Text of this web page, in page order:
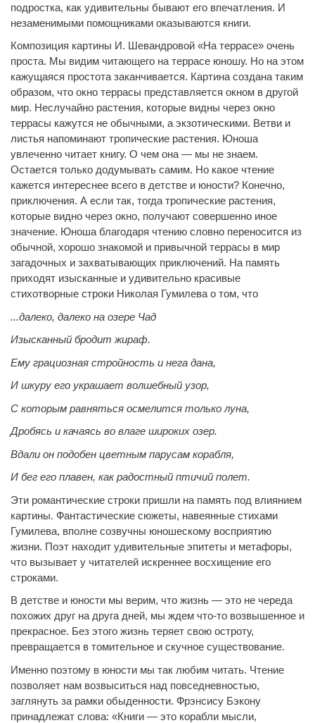
подростка, как удивительны бывают его впечатления. И
незаменимыми помощниками оказываются книги.
Композиция картины И. Шевандровой «На террасе» очень
проста. Мы видим читающего на террасе юношу. Но на этом
кажущаяся простота заканчивается. Картина создана таким
образом, что окно террасы представляется окном в другой
мир. Неслучайно растения, которые видны через окно
террасы кажутся не обычными, а экзотическими. Ветви и
листья напоминают тропические растения. Юноша
увлеченно читает книгу. О чем она — мы не знаем.
Остается только додумывать самим. Но какое чтение
кажется интереснее всего в детстве и юности? Конечно,
приключения. А если так, тогда тропические растения,
которые видно через окно, получают совершенно иное
значение. Юноша благодаря чтению словно переносится из
обычной, хорошо знакомой и привычной террасы в мир
загадочных и захватывающих приключений. На память
приходят изысканные и удивительно красивые
стихотворные строки Николая Гумилева о том, что
...далеко, далеко на озере Чад
Изысканный бродит жираф.
Ему грациозная стройность и нега дана,
И шкуру его украшает волшебный узор,
С которым равняться осмелится только луна,
Дробясь и качаясь во влаге широких озер.
Вдали он подобен цветным парусам корабля,
И бег его плавен, как радостный птичий полет.
Эти романтические строки пришли на память под влиянием
картины. Фантастические сюжеты, навеянные стихами
Гумилева, вполне созвучны юношескому восприятию
жизни. Поэт находит удивительные эпитеты и метафоры,
что вызывает у читателей искреннее восхищение его
строками.
В детстве и юности мы верим, что жизнь — это не череда
похожих друг на друга дней, мы ждем что-то возвышенное и
прекрасное. Без этого жизнь теряет свою остроту,
превращается в томительное и скучное существование.
Именно поэтому в юности мы так любим читать. Чтение
позволяет нам возвыситься над повседневностью,
заглянуть за рамки обыденности. Фрэнсису Бэкону
принадлежат слова: «Книги — это корабли мысли,